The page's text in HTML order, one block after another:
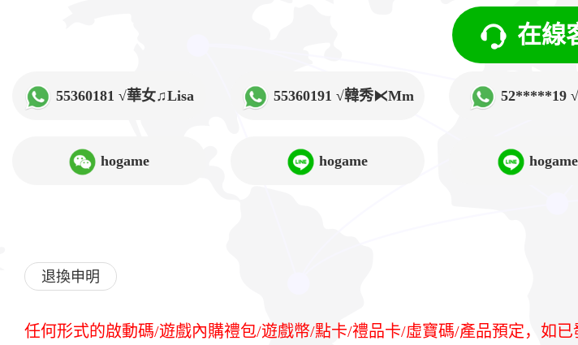
在線
55360181 √華女♫Lisa 55360191 √韓秀⧔Mm 52*****19
hogame hogame
退換申明
任何形式的啟動碼/遊戲內購禮包/遊戲幣/點卡/禮品卡/虛寶碼/產品預定，如已